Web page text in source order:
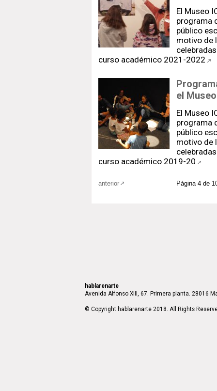
El Museo
programa
público
motivo de
curso académico 2021-2022
el
El Museo
programa
público
motivo de
curso académico 2019-20
anterior Página 4 de
hablarenarte
Avenida Alfonso XIII, 67. Primera planta. 28016
© Copyright hablarenarte 2018. All Rights